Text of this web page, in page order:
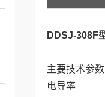
DDSJ-308F
主要技术参数
电导率